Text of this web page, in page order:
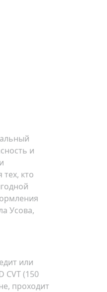
и
кто
Усова,
или
CVT (150
проходит